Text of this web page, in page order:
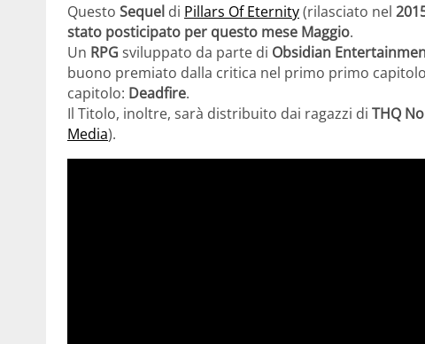
Questo Sequel di Pillars Of Eternity(rilasciato nel
stato posticipato per questo mese Maggio.
Un RPG sviluppato da parte di Obsidian
buono premiato dalla critica nel primo primo
capitolo: Deadfire.
Il Titolo, inoltre, sarà distribuito dai ragazzi di THQ
Media).